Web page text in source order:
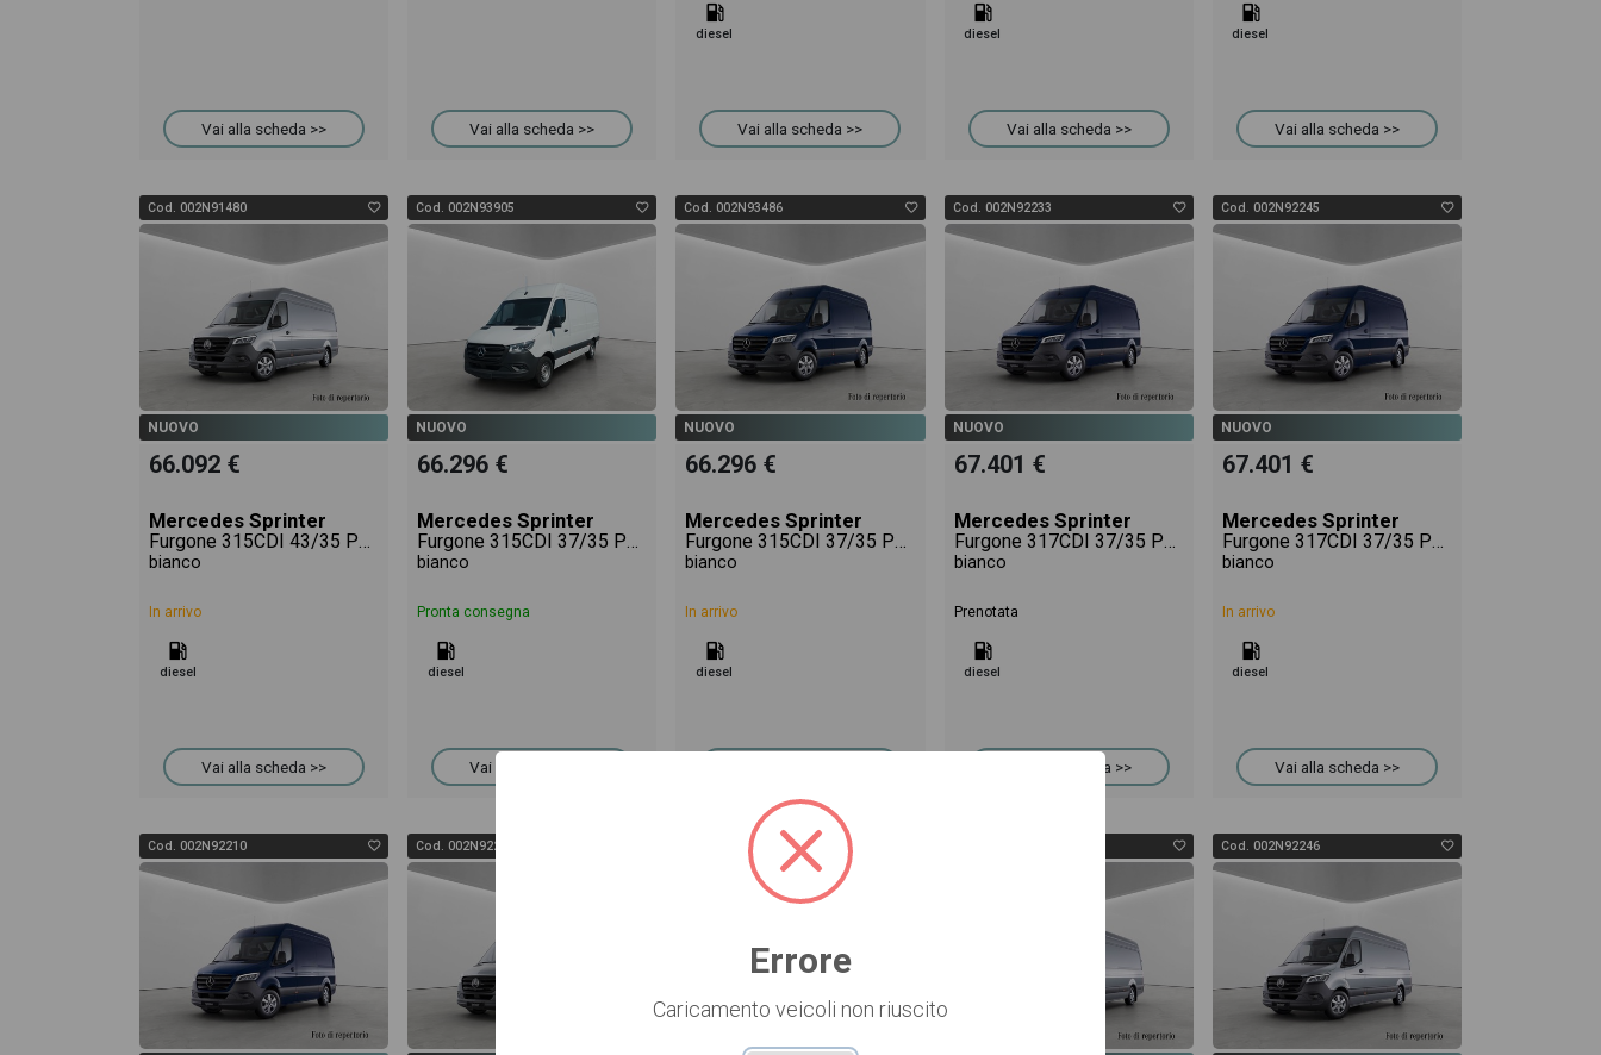
Vai alla scheda >> Vai alla scheda >>
diesel
Vai alla scheda >>
diesel
Vai alla scheda >>
diesel
Vai alla scheda >>
Cod. 002N91480
NUOVO
66.092 €
Mercedes Sprinter
bianco
In arrivo
diesel
Vai alla scheda >>
Cod. 002N93905
NUOVO
66.296 €
Mercedes Sprinter
bianco
Pronta consegna
diesel
Vai alla scheda >>
Cod. 002N93486
NUOVO
66.296 €
Mercedes Sprinter
bianco
In arrivo
diesel
Cod. 002N92233
NUOVO
67.401 €
Mercedes Sprinter
bianco
Prenotata
diesel
Vai alla scheda >>
Cod. 002N92245
NUOVO
67.401 €
Mercedes Sprinter
bianco
In arrivo
diesel
Vai alla scheda >>
Cod. 002N92210 Cod. 002N92268 Cod. 002N92237 Cod. 002N92246
Errore
Caricamento veicoli non riuscito